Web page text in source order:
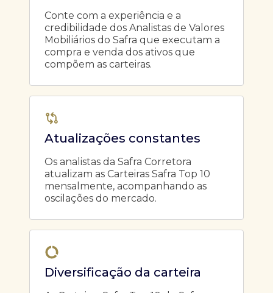
Conte com a experiência e a
credibilidade dos Analistas de Valores
Mobiliários do Safra que executam a
compra e venda dos ativos que
compõem as carteiras.
Atualizações constantes
Os analistas da Safra Corretora
atualizam as Carteiras Safra Top 10
mensalmente, acompanhando as
oscilações do mercado.
Diversificação da carteira